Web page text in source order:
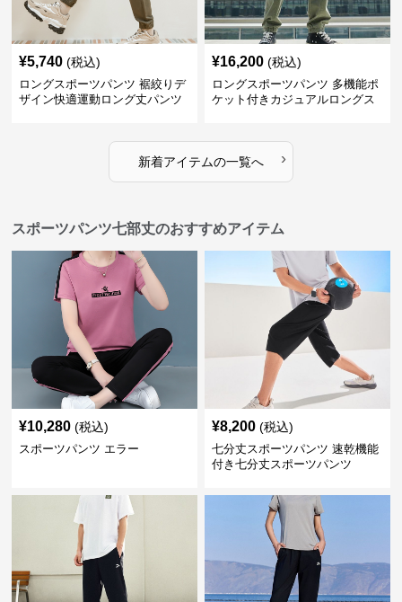
¥5,740 (税込)
ロングスポーツパンツ 裾絞りデ
ザイン快適運動ロング丈パンツ
¥16,200 (税込)
ロングスポーツパンツ 多機能ポ
ケット付きカジュアルロングス
新着アイテムの一覧へ ›
スポーツパンツ七部丈のおすすめアイテム
¥10,280 (税込)
スポーツパンツ エラー
¥8,200 (税込)
七分丈スポーツパンツ 速乾機能
付き七分丈スポーツパンツ